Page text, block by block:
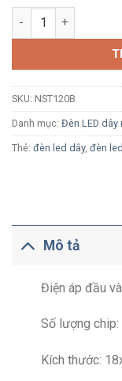
Đèn LED dây ngoài
SKU: NST120B
Danh mục: Đèn LED dây
Thẻ: đèn led dây, đèn
Mô tả
Điện áp đầu
Số lượng
Kích thước: